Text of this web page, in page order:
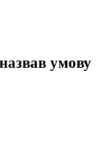
умову